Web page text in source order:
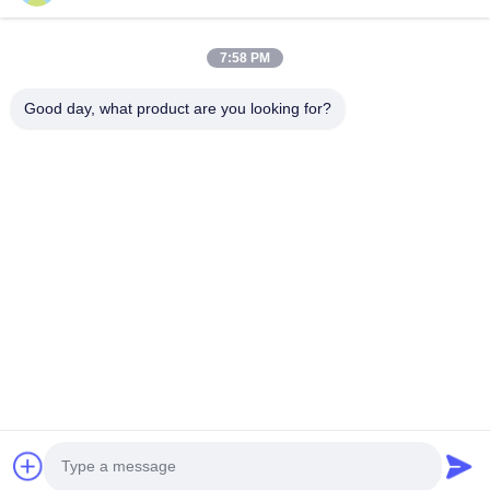
পাঠান
© 2026 Sichuan Shengxing Intelligent Technology Group Co., Ltd.. All Rights
7:58 PM
Good day, what product are you looking for?